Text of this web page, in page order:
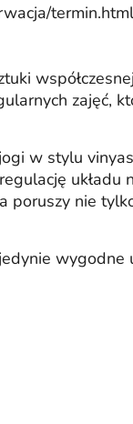
zajęć,
w stylu
układu
poruszy nie
wygodne